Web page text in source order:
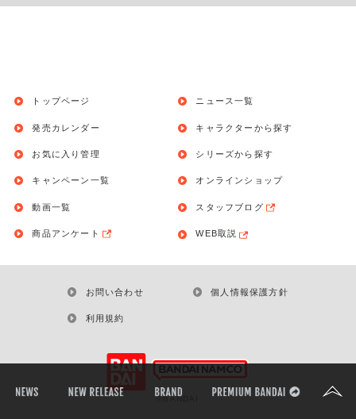
トップページ
発売カレンダー
お気に入り管理
ニュース一覧
キャラクターから探す
シリーズから探す
キャンペーン一覧
動画一覧
商品アンケート
オンラインショップ
スタッフブログ
WEB取説
お問い合わせ 個人情報保護方針
利用規約
©BANDAI